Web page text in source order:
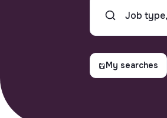
My searches